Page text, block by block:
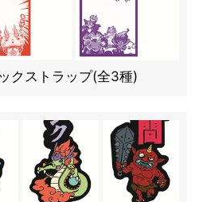
クストラップ(全3種)